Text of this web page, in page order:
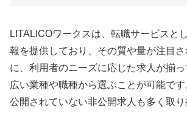
LITALICOワークスは、転職サービスと
報を提供しており、その質や量が注目
に、利用者のニーズに応じた求人が揃
広い業種や職種から選ぶことが可能で
公開されていない非公開求人も多く取り